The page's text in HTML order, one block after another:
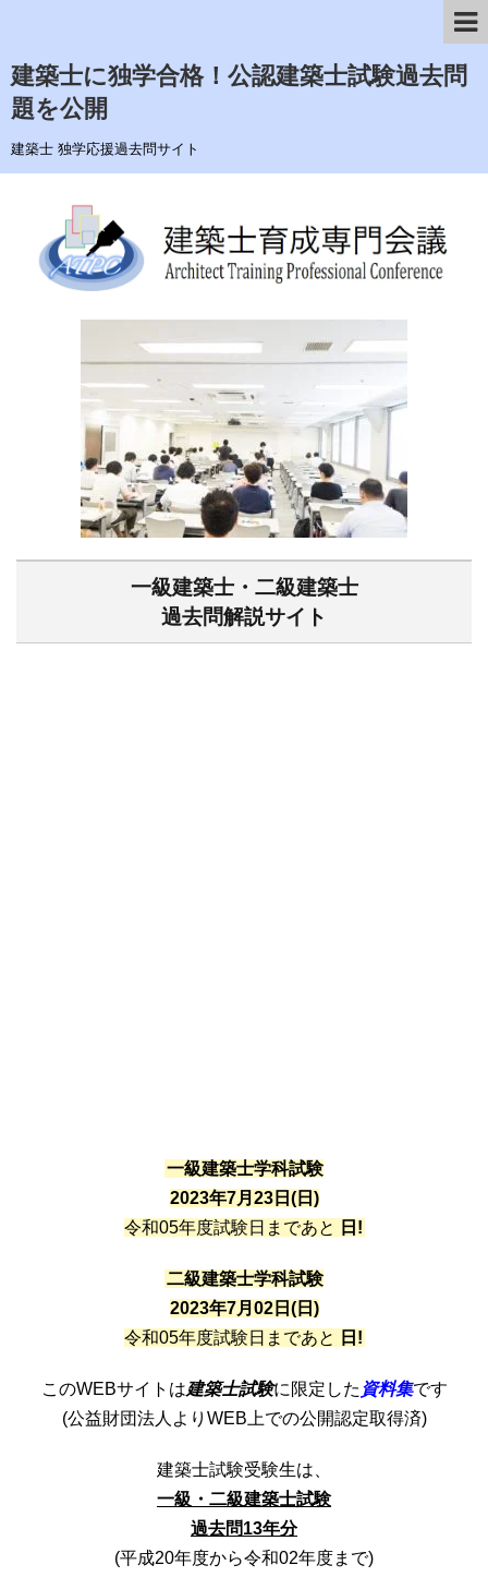
建築士に独学合格！公認建築士試験過去問
題を公開
建築士 独学応援過去問サイト
一級建築士・二級建築士
過去問解説サイト
一級建築士学科試験
2023年7月23日(日)
令和05年度試験日まであと
日!
二級建築士学科試験
2023年7月02日(日)
令和05年度試験日まであと
日!
このWEBサイトは建築士試験に限定した 資料集です
(公益財団法人よりWEB上での公開認定取得済)
建築士試験受験生は、
一級・二級建築士試験
過去問13年分
(平成20年度から令和02年度まで)